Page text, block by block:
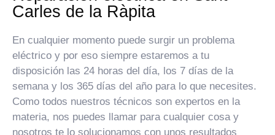
Carles de la Ràpita
En cualquier momento puede surgir un problema
eléctrico y por eso siempre estaremos a tu
disposición las 24 horas del día, los 7 días de la
semana y los 365 días del año para lo que necesites.
Como todos nuestros técnicos son expertos en la
materia, nos puedes llamar para cualquier cosa y
nosotros te lo solucionamos con unos resultados